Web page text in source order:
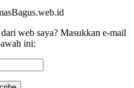
web saya? Masukkan e-mail
ini: